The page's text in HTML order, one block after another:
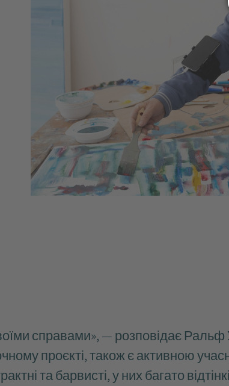
справами», — розповідає Ральф
проєкті, також є активною
та барвисті, у них багато